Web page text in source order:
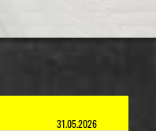
31.05.2026